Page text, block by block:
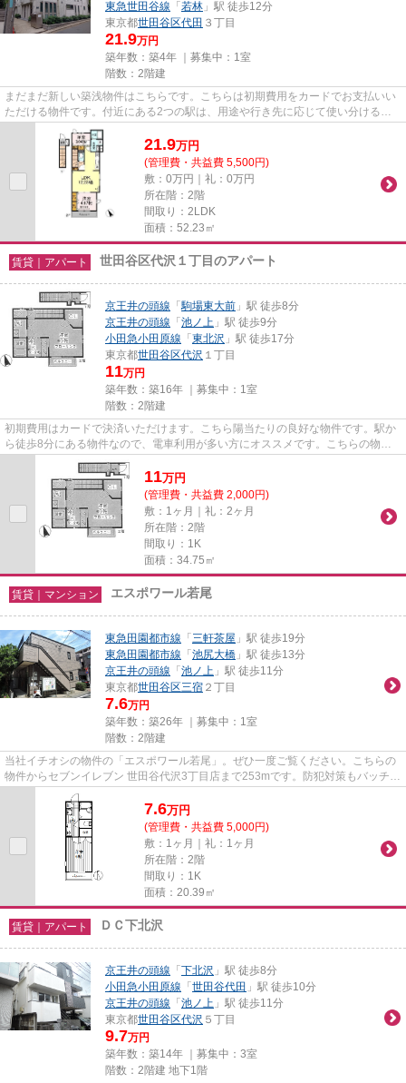
東急世田谷線 「若林 」駅 徒歩12分
東京都世田谷区代田 ３丁目
21.9万円
築年数：築4年 ｜募集中： 1室
階数：2階建
まだまだ新しい築浅物件はこちらです。こちらは初期費用をカードでお支払いい
ただける物件です。付近にある2つの駅は、用途や行き先に応じて使い分けるこ
とができます。こちらの物件は...
21.9万円
(管理費・共益費 5,500円)
敷：0万円｜礼：0万円
所在階：2階
間取り：2LDK
面積：52.23㎡
賃貸｜アパート 世田谷区代沢１丁目のアパート
京王井の頭線 「駒場東大前 」駅 徒歩8分
京王井の頭線 「池ノ上 」駅 徒歩9分
小田急小田原線 「東北沢 」駅 徒歩17分
東京都世田谷区代沢 １丁目
11万円
築年数：築16年 ｜募集中： 1室
階数：2階建
初期費用はカードで決済いただけます。こちら陽当たりの良好な物件です。駅か
ら徒歩8分にある物件なので、電車利用が多い方にオススメです。こちらの物件
はアパートです。ハウスコレク...
11万円
(管理費・共益費 2,000円)
敷：1ヶ月｜礼：2ヶ月
所在階：2階
間取り：1K
面積：34.75㎡
賃貸｜マンション エスポワール若尾
東急田園都市線 「三軒茶屋 」駅 徒歩19分
東急田園都市線 「池尻大橋 」駅 徒歩13分
京王井の頭線 「池ノ上 」駅 徒歩11分
東京都世田谷区三宿 ２丁目
7.6万円
築年数：築26年 ｜募集中： 1室
階数：2階建
当社イチオシの物件の「エスポワール若尾」。ぜひ一度ご覧ください。こちらの
物件からセブンイレブン 世田谷代沢3丁目店まで253mです。防犯対策もバッチリ
なマンションタイプの物件で...
7.6万円
(管理費・共益費 5,000円)
敷：1ヶ月｜礼：1ヶ月
所在階：2階
間取り：1K
面積：20.39㎡
賃貸｜アパート ＤＣ下北沢
京王井の頭線 「下北沢 」駅 徒歩8分
小田急小田原線 「世田谷代田 」駅 徒歩10分
京王井の頭線 「池ノ上 」駅 徒歩11分
東京都世田谷区代沢 ５丁目
9.7万円
築年数：築14年 ｜募集中： 3室
階数：2階建 地下1階